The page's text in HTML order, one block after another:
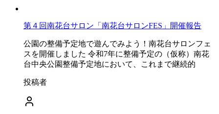
第４回南花台サロン「南花台サロンFES」開催報告
公園の整備予定地で遊んでみよう！南花台サロンフェ
スを開催しました 令和7年に整備予定の（仮称）南花
台中央公園整備予定地において、これまで継続的
投稿者